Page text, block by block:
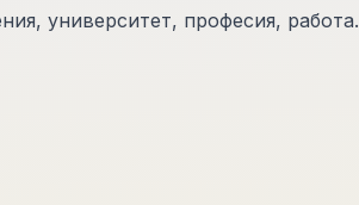
университет, професия, работа.